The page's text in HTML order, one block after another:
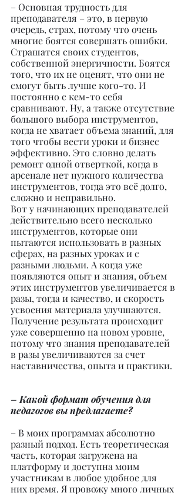
– Основная трудность для
преподавателя – это, в первую
очередь, страх, потому что очень
многие боятся совершать ошибки.
Страшатся своих студентов,
собственной энергичности. Боятся
того, что их не оценят, что они не
смогут быть лучше кого-то. И
постоянно с кем-то себя
сравнивают. Ну, а также отсутствие
большого выбора инструментов,
когда не хватает объема знаний, для
того чтобы вести уроки и бизнес
эффективно. Это словно делать
ремонт одной отверткой, когда в
арсенале нет нужного количества
инструментов, тогда это всё долго,
сложно и неправильно.
Вот у начинающих преподавателей
действительно всего несколько
инструментов, которые они
пытаются использовать в разных
сферах, на разных уроках и с
разными людьми. А когда уже
появляются опыт и знания, объем
этих инструментов увеличивается в
разы, тогда и качество, и скорость
усвоения материала улучшаются.
Получение результата происходит
уже совершенно на новом уровне,
потому что знания преподавателей
в разы увеличиваются за счет
наставничества, опыта и практики.
– Какой формат обучения для
педагогов вы предлагаете?
– В моих программах абсолютно
разный подход. Есть теоретическая
часть, которая загружена на
платформу и доступна моим
участникам в любое удобное для
них время. Я провожу много личных